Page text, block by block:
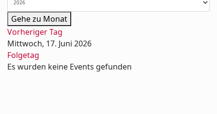
Gehe zu Monat
Vorheriger Tag
Mittwoch, 17. Juni 2026
Folgetag
Es wurden keine Events gefunden